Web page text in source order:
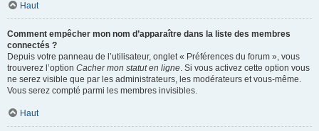
Haut
Comment empêcher mon nom d’apparaître dans la liste des membres
connectés ?
Depuis votre panneau de l’utilisateur, onglet « Préférences du forum », vous
trouverez l’option Cacher mon statut en ligne. Si vous activez cette option vous
ne serez visible que par les administrateurs, les modérateurs et vous-même.
Vous serez compté parmi les membres invisibles.
Haut